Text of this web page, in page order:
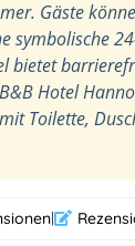
Gäste
symbolische
bietet
Hotel
Toilette,
|